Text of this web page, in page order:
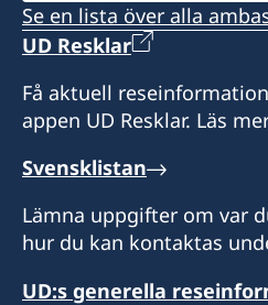
Honorär generalkonsul
Konsul
Elleson Fraenk
Måndag-fredag, 08.00-
Honorärkonsul
Teija Maritta De Silva
David O´Brien
Se en lista över alla
UD Resklar
Få aktuell
appen UD Resklar. Läs
Svensklistan
Lämna uppgifter om var
hur du kan kontaktas
UD:s generella